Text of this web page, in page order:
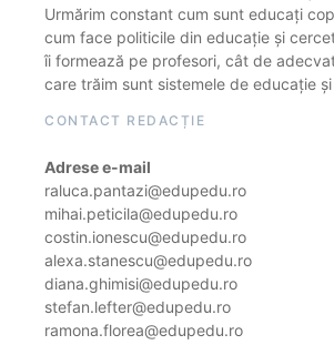
Urmărim constant cum sunt educați
cum face politicile din educație și
îi formează pe profesori, cât de
care trăim sunt sistemele de educație
CONTACT REDACȚIE
Adrese e-mail
raluca.pantazi@edupedu.ro
mihai.peticila@edupedu.ro
costin.ionescu@edupedu.ro
alexa.stanescu@edupedu.ro
diana.ghimisi@edupedu.ro
stefan.lefter@edupedu.ro
ramona.florea@edupedu.ro